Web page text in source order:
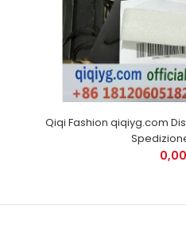
Qiqi Fashion qiqiyg.com